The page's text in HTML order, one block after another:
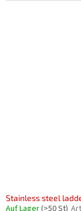
Stainless steel
Auf Lager(>50 St)